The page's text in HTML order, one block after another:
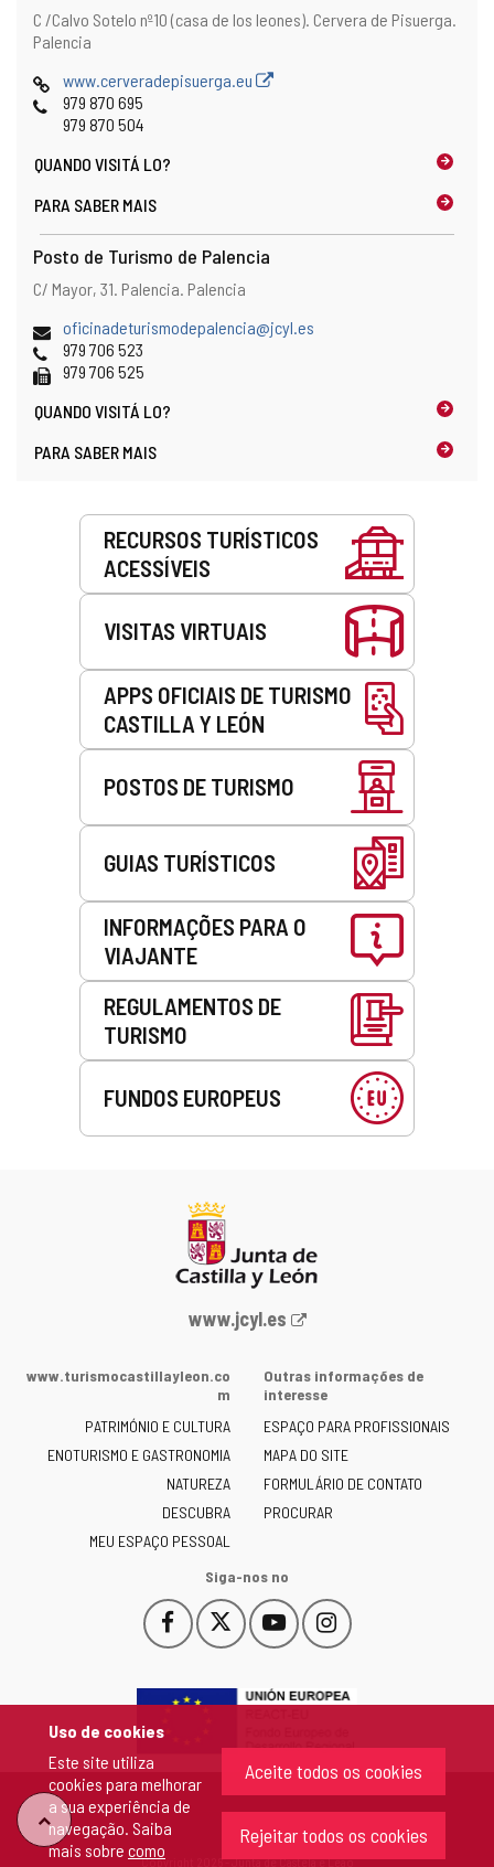
Uso de cookies
Este site utiliza
cookies para melhorar
a sua experiência de
navegação. Saiba
mais sobre como
Aceite todos os cookies
Rejeitar todos os cookies
Endereço
Endereço
postal
C /Calvo Sotelo nº10 (casa de los leones). Cervera de Pisuerga.
Palencia
Pagina
web
www.cerveradepisuerga.eu
Telefones
979 870 695
979 870 504
QUANDO VISITÁ LO?
PARA SABER MAIS
Posto de Turismo de Palencia
Endereço
Endereço
C/ Mayor, 31. Palencia. Palencia
Endereço
de
email
oficinadeturismodepalencia@jcyl.es
Telefones
979 706 523
Fax 979 706 525
QUANDO VISITÁ LO?
PARA SABER MAIS
RECURSOS TURÍSTICOS
ACESSÍVEIS
VISITAS VIRTUAIS
APPS OFICIAIS DE TURISMO
CASTILLA Y LEÓN
POSTOS DE TURISMO
GUIAS TURÍSTICOS
INFORMAÇÕES PARA O
VIAJANTE
REGULAMENTOS DE
TURISMO
FUNDOS EUROPEUS
Portal
Junta
Castilla
y
León
-
www.jcyl.es
www.turismocastillayleon.co
m
PATRIMÓNIO E CULTURA
ENOTURISMO E GASTRONOMIA
NATUREZA
DESCUBRA
MEU ESPAÇO PESSOAL
Outras informações de
interesse
ESPAÇO PARA PROFISSIONAIS
MAPA DO SITE
FORMULÁRIO DE CONTATO
PROCURAR
Siga-nos no
Facebook
Este
enlace
abrirá
nueva.
Este
enlace
abrirá
ventana
YouTube
Este
enlace
abrirá
ventana
Instagram
Este
enlace
abrirá
ventana
"Voltar
Copyright 2026 - Junta de Castela e Leão